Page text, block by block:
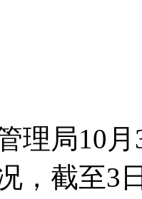
力深夜将其击毙
局10月3
，截至3